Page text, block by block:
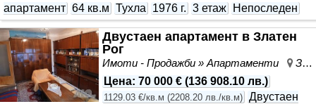
апартамент 64 кв.м Тухла 1976 г. 3 етаж Непоследен
Двустаен апартамент в Златен
Рог
Имоти - Продажби » Апартаменти
Златен Рог, Ямбол, област Ямбол
Цена: 70 000 € (136 908.10 лв.)
1129.03 €/кв.м (2208.20 лв./кв.м) Двустаен